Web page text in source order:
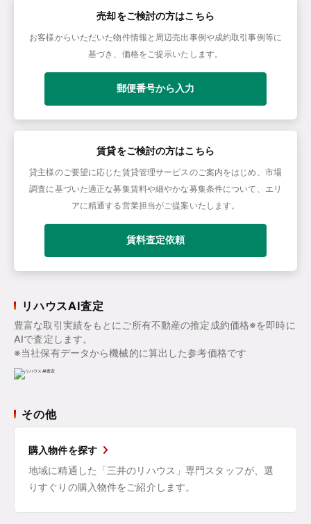
売却をご検討の方はこちら
お客様からいただいた物件情報と周辺売出事例や成約取引事例等に
基づき、価格をご提示いたします。
郵便番号から入力
賃貸をご検討の方はこちら
貸主様のご要望に応じた賃貸管理サービスのご案内をはじめ、市場
調査に基づいた適正な募集賃料や細やかな募集条件について、エリ
アに精通する営業担当がご提案いたします。
賃料査定依頼
リハウスAI査定
豊富な取引実績をもとにご所有不動産の推定成約価格※を即時に
AIで査定します。
※当社保有データから機械的に算出した参考価格です
その他
購入物件を探す
地域に精通した「三井のリハウス」専門スタッフが、選
りすぐりの購入物件をご紹介します。